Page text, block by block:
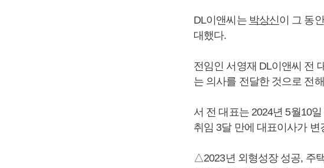
DL이앤씨는 박상신이 그 동
대했다.
전임인 서영재 DL이앤씨 전
는 의사를 전달한 것으로 전
서 전 대표는 2024년 5월10
취임 3달 만에 대표이사가 변
△2023년 외형성장 성공, 주